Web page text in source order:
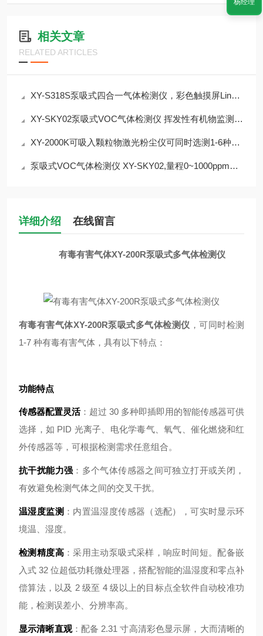
相关文章
RELATED ARTICLES
XY-S318S泵吸式四合一气体检测仪，彩色触摸屏Linux系统，支持北斗GPRS定位
XY-SKY02泵吸式VOC气体检测仪 挥发性有机物监测介绍
XY-2000K可吸入颗粒物激光粉尘仪可同时选测1-6种气体
泵吸式VOC气体检测仪 XY-SKY02,量程0~1000ppm可选
详细介绍 在线留言
有毒有害气体XY-200R泵吸式多气体检测仪
有毒有害气体XY-200R泵吸式多气体检测仪 ，可同时检测
1-7 种有毒有害气体，具有以下特点：
功能特点
传感器配置灵活：超过 30 多种即插即用的智能传感器可供
选择，如 PID 光离子、电化学毒气、氧气、催化燃烧和红
外传感器等，可根据检测需求任意组合。
抗干扰能力强 ：多个气体传感器之间可独立打开或关闭，
有效避免检测气体之间的交叉干扰。
温湿度监测 ：内置温湿度传感器（选配），可实时显示环
境温、湿度。
检测精度高：采用主动泵吸式采样，响应时间短。配备嵌
入式 32 位超低功耗微处理器，搭配智能的温湿度和零点补
偿算法，以及 2 级至 4 级以上的目标点全软件自动校准功
能，检测误差小、分辨率高。
显示清晰直观：配备 2.31 寸高清彩色显示屏，大而清晰的
杨经理